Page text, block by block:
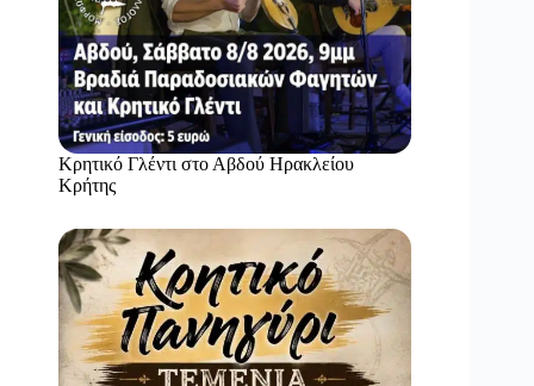
Κρητικό Γλέντι στο Αβδού Ηρακλείου
Κρήτης